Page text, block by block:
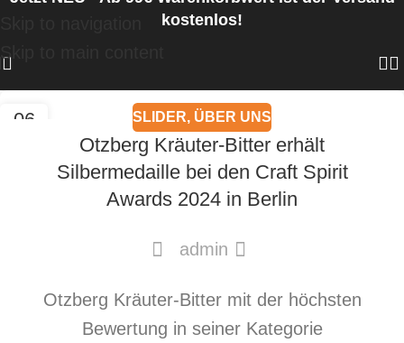
Skip to main content
kostenlos!
06 SLIDER, ÜBER UNS
Otzberg Kräuter-Bitter erhält
Silbermedaille bei den Craft Spirit
Awards 2024 in Berlin
admin
Otzberg Kräuter-Bitter mit der höchsten
Bewertung in seiner Kategorie